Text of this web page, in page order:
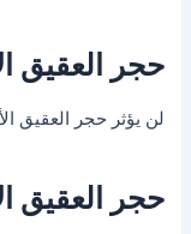
حجر العقيق
لن يؤثر حجر العقيق
حجر العقيق